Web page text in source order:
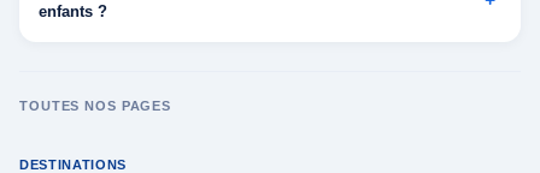
enfants ?
TOUTES NOS PAGES
DESTINATIONS